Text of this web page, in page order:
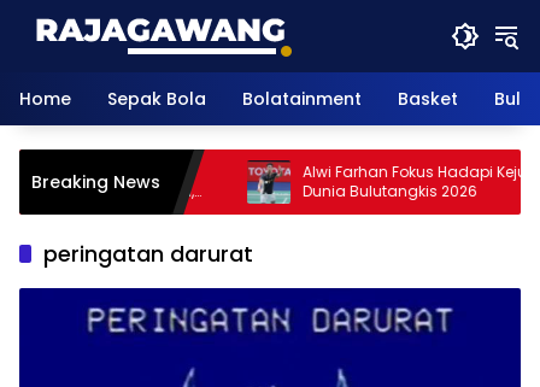
Home
Sepak Bola Bolatainment Basket Bulu
Breaking News
Indonesia di
2026 Masih Terbuka,
Berada di Jalur
Alwi Farhan Fokus Hadapi
Dunia Bulutangkis 2026
peringatan darurat